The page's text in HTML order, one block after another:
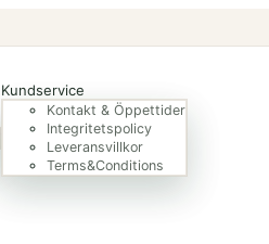
Kundservice
Kontakt & Öppettider
Integritetspolicy
Leveransvillkor
Terms&Conditions